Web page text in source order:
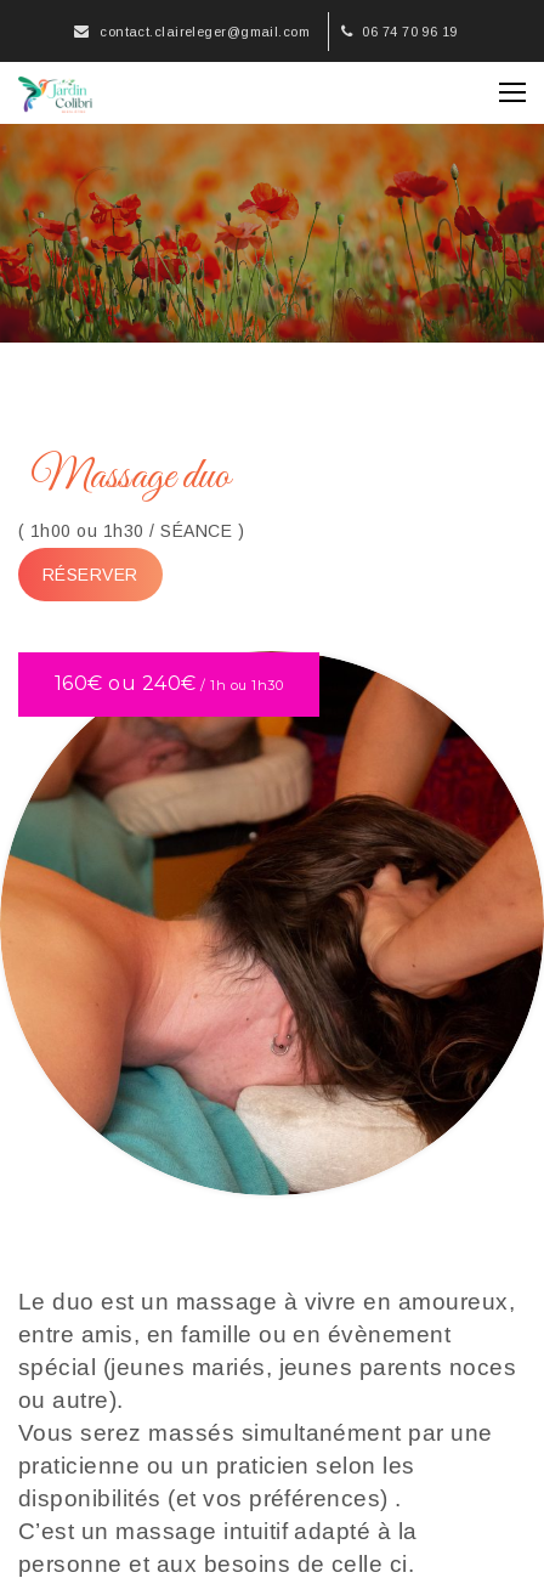
contact.claireleger@gmail.com 06 74 70 96 19
Massage duo
( 1h00 ou 1h30 / SÉANCE )
RÉSERVER
160€ ou 240€ / 1h ou 1h30
Le duo est un massage à vivre en amoureux,
entre amis, en famille ou en évènement
spécial (jeunes mariés, jeunes parents noces
ou autre).
Vous serez massés simultanément par une
praticienne ou un praticien selon les
disponibilités (et vos préférences) .
C’est un massage intuitif adapté à la
personne et aux besoins de celle ci.